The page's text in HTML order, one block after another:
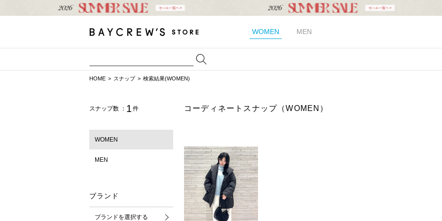
WOMEN MEN
HOME スナップ 検索結果(WOMEN)
スナップ数 ： 1 件
WOMEN
MEN
ブランド
ブランドを選択する
コーディネートスナップ（WOMEN）